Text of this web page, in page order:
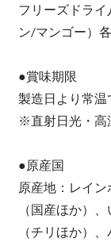
フリーズドラ
ン/マンゴー）
●賞味期限
製造日より常温
※直射日光・高
●原産国
原産地：レイ
（国産ほか）
（チリほか）